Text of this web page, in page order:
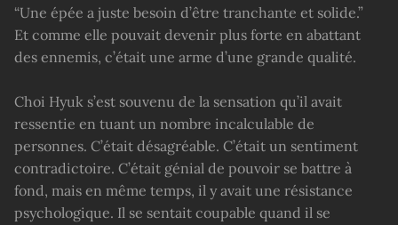
“Une épée a juste besoin d’être tranchante et solide.”
Et comme elle pouvait devenir plus forte en abattant
des ennemis, c’était une arme d’une grande qualité.
Choi Hyuk s’est souvenu de la sensation qu’il avait
ressentie en tuant un nombre incalculable de
personnes. C’était désagréable. C’était un sentiment
contradictoire. C’était génial de pouvoir se battre à
fond, mais en même temps, il y avait une résistance
psychologique. Il se sentait coupable quand il se